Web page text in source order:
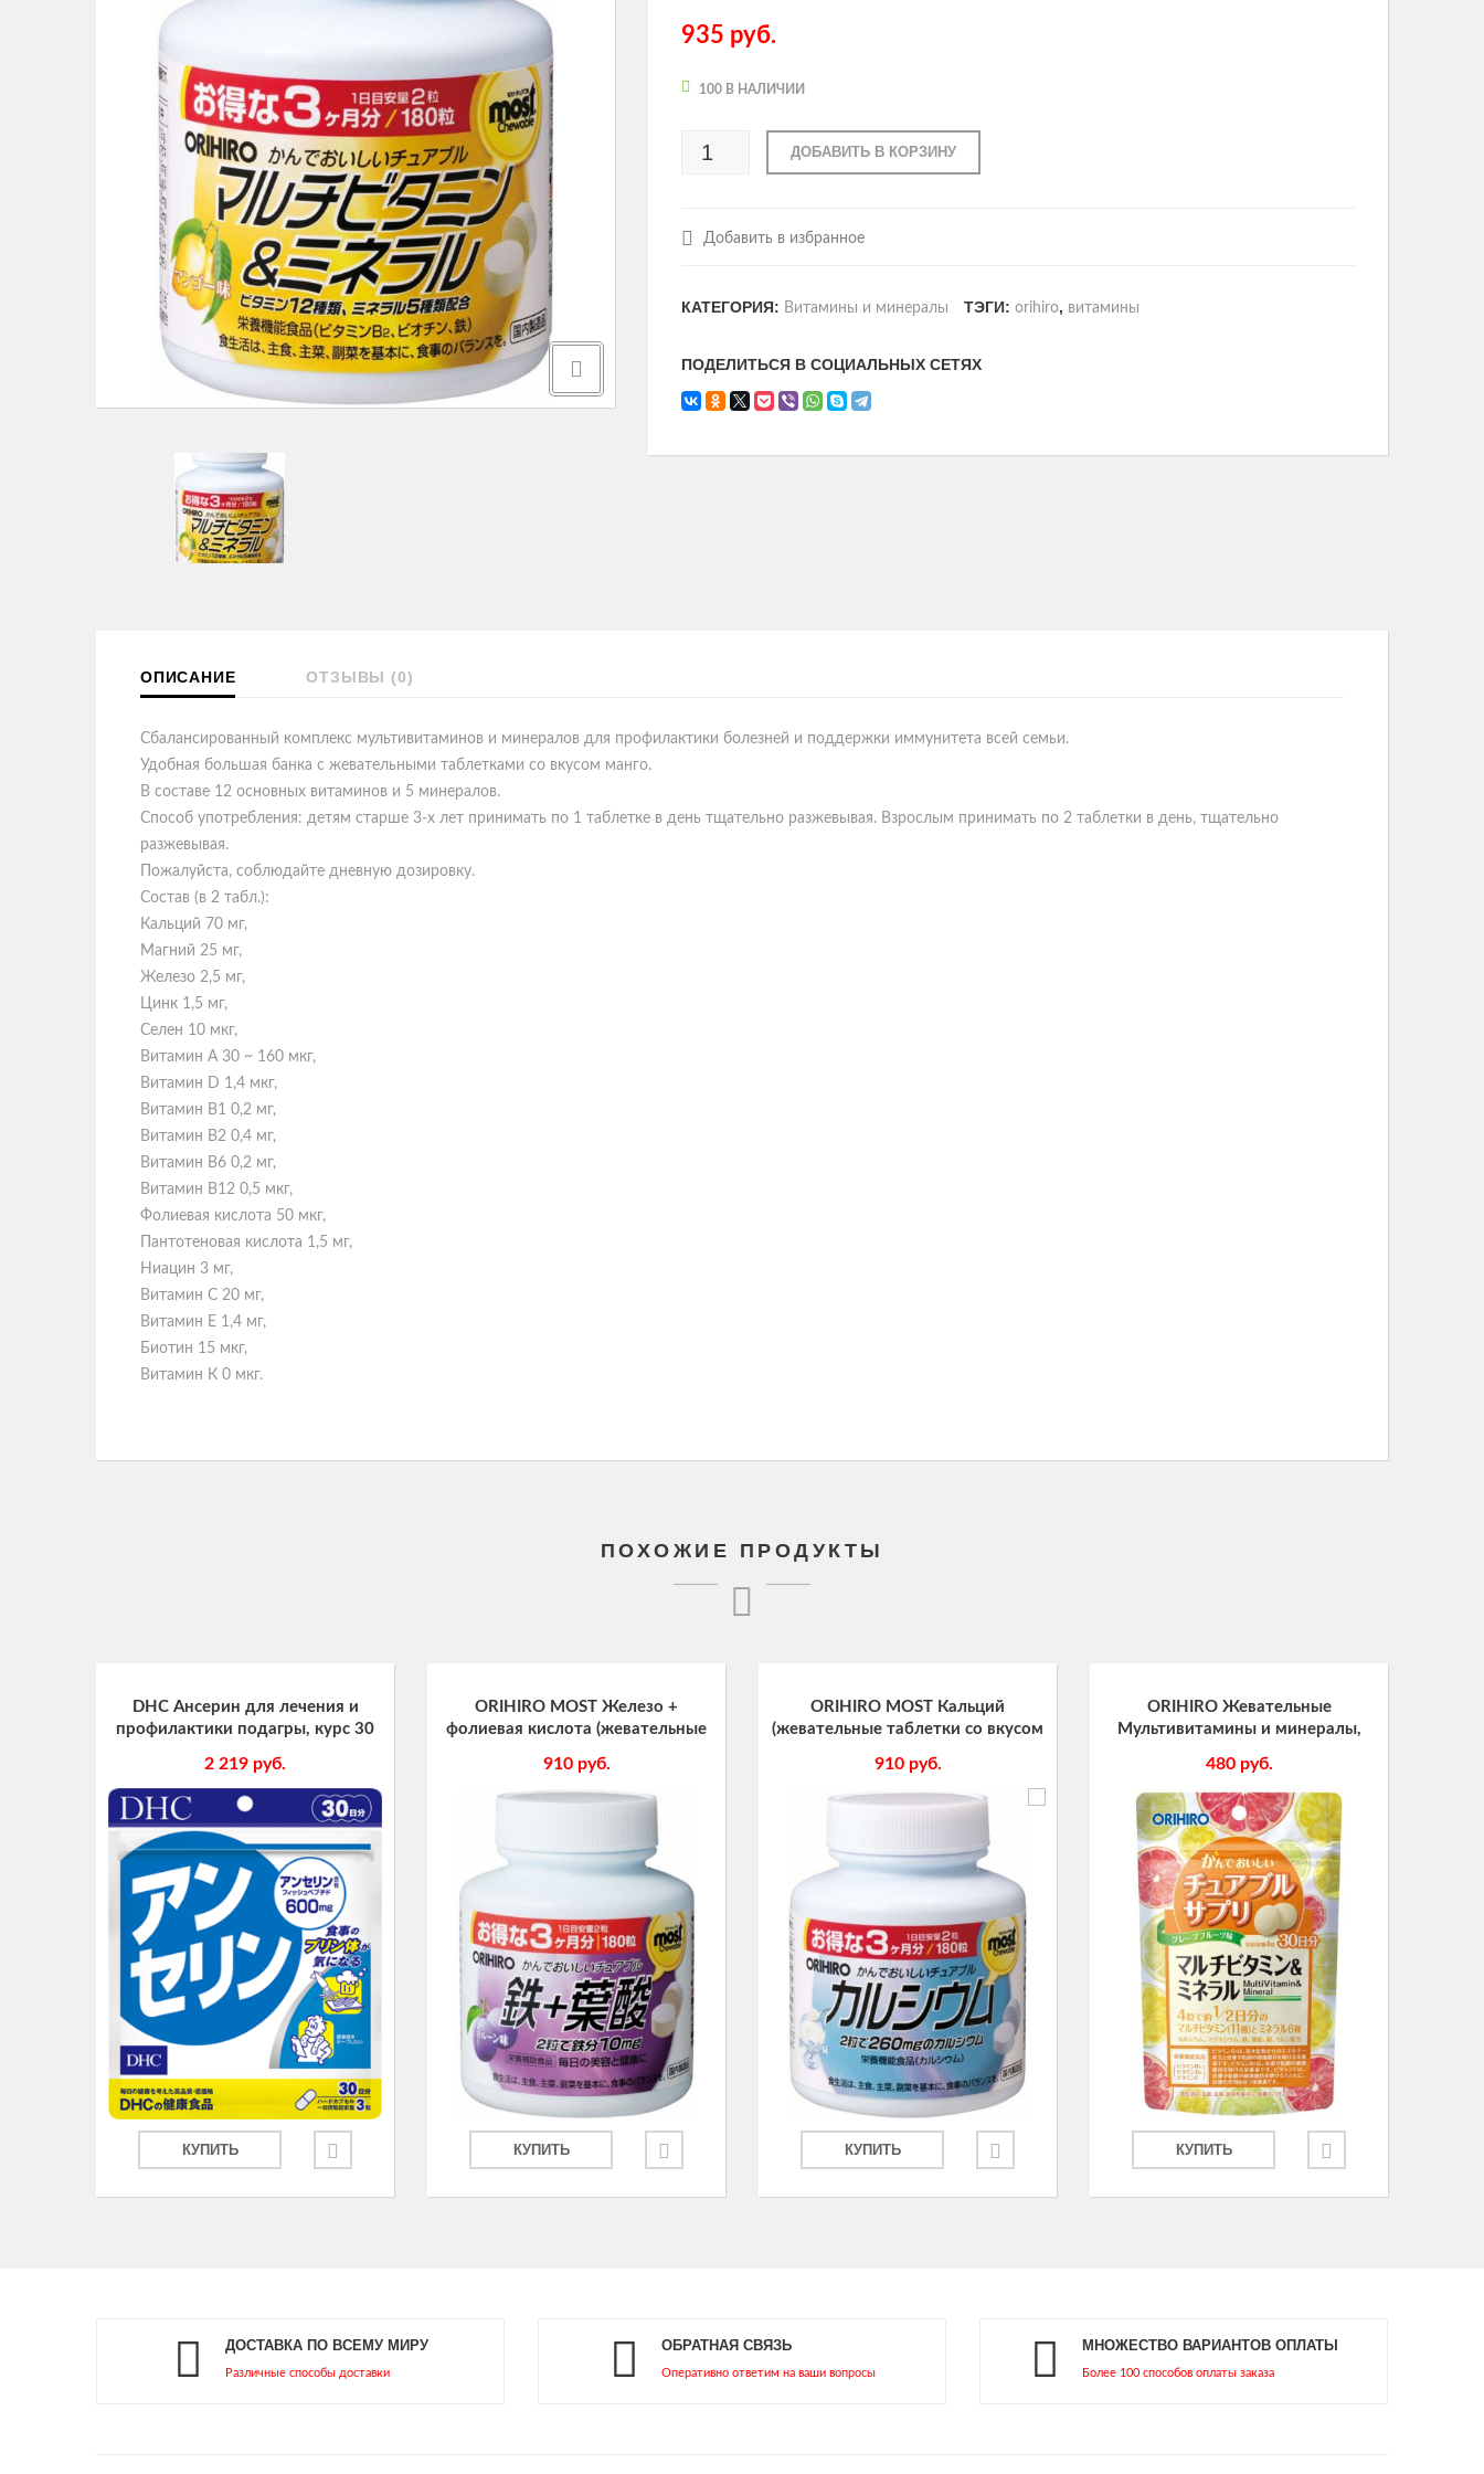
935 руб.
100 В НАЛИЧИИ
ДОБАВИТЬ В КОРЗИНУ
Добавить в избранное
КАТЕГОРИЯ: Витамины и минералы ТЭГИ: orihiro, витамины
ПОДЕЛИТЬСЯ В СОЦИАЛЬНЫХ СЕТЯХ
ОПИСАНИЕ ОТЗЫВЫ (0)
Сбалансированный комплекс мультивитаминов и минералов для профилактики болезней и поддержки иммунитета всей семьи.
Удобная большая банка с жевательными таблетками со вкусом манго.
В составе 12 основных витаминов и 5 минералов.
Способ употребления: детям старше 3-х лет принимать по 1 таблетке в день тщательно разжевывая. Взрослым принимать по 2 таблетки в день, тщательно
разжевывая.
Пожалуйста, соблюдайте дневную дозировку.
Состав (в 2 табл.):
Кальций 70 мг,
Магний 25 мг,
Железо 2,5 мг,
Цинк 1,5 мг,
Селен 10 мкг,
Витамин А 30 ~ 160 мкг,
Витамин D 1,4 мкг,
Витамин В1 0,2 мг,
Витамин В2 0,4 мг,
Витамин В6 0,2 мг,
Витамин В12 0,5 мкг,
Фолиевая кислота 50 мкг,
Пантотеновая кислота 1,5 мг,
Ниацин 3 мг,
Витамин С 20 мг,
Витамин Е 1,4 мг,
Биотин 15 мкг,
Витамин К 0 мкг.
ПОХОЖИЕ ПРОДУКТЫ
DHC Ансерин для лечения и
профилактики подагры, курс 30
2 219 руб.
КУПИТЬ
ORIHIRO MOST Железо +
фолиевая кислота (жевательные
табл., курс 90 дней
910 руб.
КУПИТЬ
ORIHIRO MOST Кальций
(жевательные таблетки со вкусом
910 руб.
КУПИТЬ
ORIHIRO Жевательные
Мультивитамины и минералы,
480 руб.
КУПИТЬ
ДОСТАВКА ПО ВСЕМУ МИРУ
Различные способы доставки
ОБРАТНАЯ СВЯЗЬ
Оперативно ответим на ваши вопросы
МНОЖЕСТВО ВАРИАНТОВ ОПЛАТЫ
Более 100 способов оплаты заказа